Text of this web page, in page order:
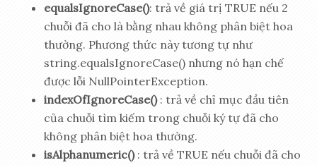
equalsIgnoreCase(): trả về giá trị TRUE nếu 2
chuỗi đã cho là bằng nhau không phân biệt hoa
thường. Phương thức này tương tự như
string.equalsIgnoreCase() nhưng nó hạn chế
được lỗi NullPointerException.
indexOfIgnoreCase(): trả về chỉ mục đầu tiên
của chuỗi tìm kiếm trong chuỗi ký tự đã cho
không phân biệt hoa thường.
isAlphanumeric(): trả về TRUE nếu chuỗi đã cho